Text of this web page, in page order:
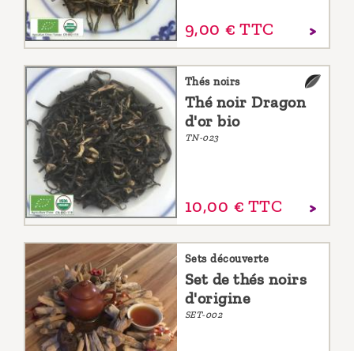
9,00 € TTC
Thés noirs
Thé noir Dragon
d'or bio
TN-023
10,00 € TTC
Sets découverte
Set de thés noirs
d'origine
SET-002